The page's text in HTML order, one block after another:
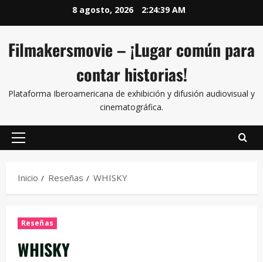
8 agosto, 2026 2:24:40 AM
Filmakersmovie – ¡Lugar común para
contar historias!
Plataforma Iberoamericana de exhibición y difusión audiovisual y
cinematográfica.
Inicio Reseñas WHISKY
Reseñas
WHISKY